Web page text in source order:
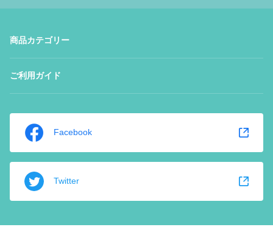
商品カテゴリー
ご利用ガイド
Facebook
Twitter